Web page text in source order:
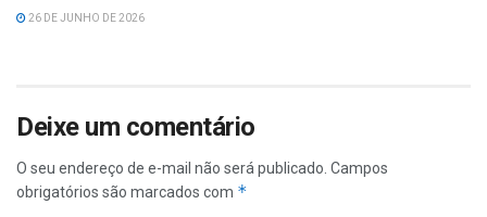
26 DE JUNHO DE 2026
Deixe um comentário
O seu endereço de e-mail não será publicado. Campos
obrigatórios são marcados com *